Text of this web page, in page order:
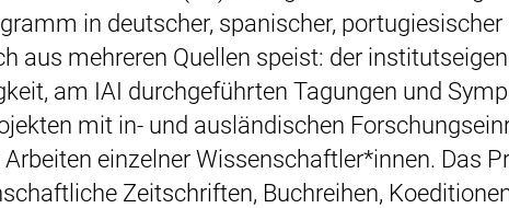
in deutscher, spanischer,
aus mehreren Quellen speist: der
am IAI durchgeführten Tagungen und
mit in- und ausländischen
Arbeiten einzelner Wissenschaftler*innen. Das
Zeitschriften, Buchreihen,